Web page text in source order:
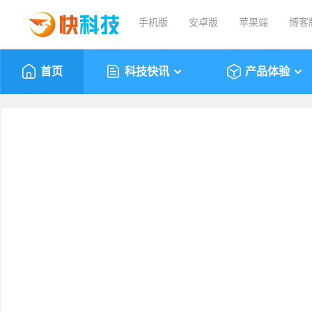
手机版 安卓版 苹果端 博客
首页 科技快讯 产品体验